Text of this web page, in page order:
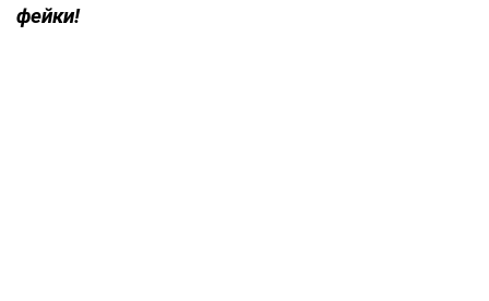
фейки!